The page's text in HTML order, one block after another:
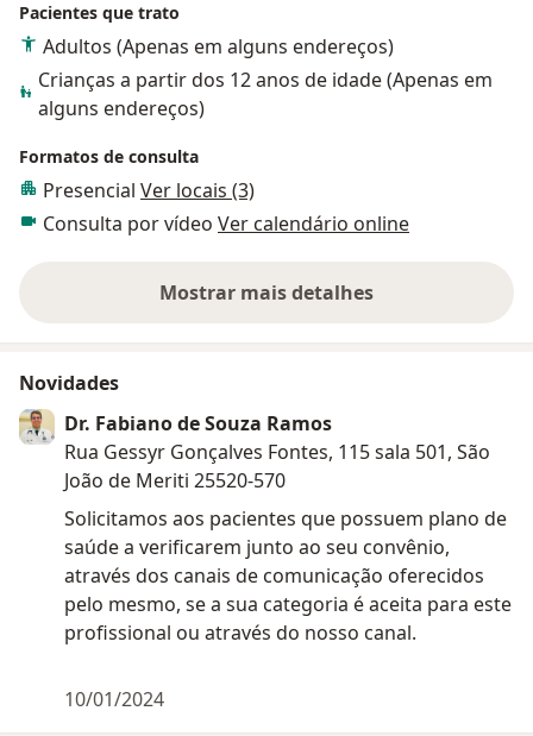
científico da SOCERJ - Regional Baixada, biênio 2022 -
2023.
PRESIDENTE da SOCERJ- Regional BAIXADA, biênio 2024
- 2025. Palestrante em diversos assuntos da
PROFESSOR do curso de Pós-graduação em
Cardiologia, IPMED - RJ
Pacientes que trato
Adultos (Apenas em alguns endereços)
Crianças a partir dos 12 anos de idade (Apenas em
alguns endereços)
Formatos de consulta
Presencial Ver locais (3)
Consulta por vídeo Ver calendário online
Mostrar mais detalhes
sobre a experiência
Novidades
Dr. Fabiano de Souza Ramos
Rua Gessyr Gonçalves Fontes, 115 sala 501, São
João de Meriti 25520-570
Solicitamos aos pacientes que possuem plano de
saúde a verificarem junto ao seu convênio,
através dos canais de comunicação oferecidos
pelo mesmo, se a sua categoria é aceita para este
profissional ou através do nosso canal.
10/01/2024